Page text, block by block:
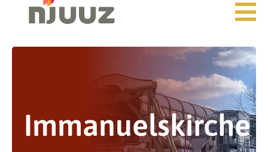
Immanuelskirche